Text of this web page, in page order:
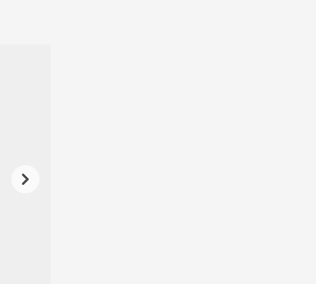
Previous
Next